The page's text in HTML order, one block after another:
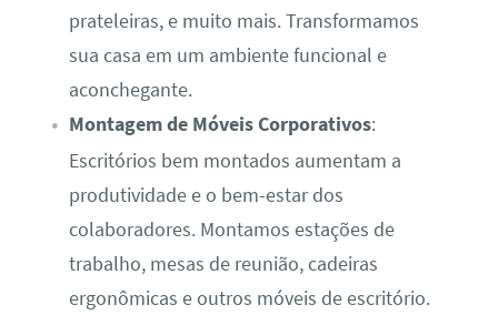
prateleiras, e muito mais. Transformamos
sua casa em um ambiente funcional e
aconchegante.
Montagem de Móveis Corporativos:
Escritórios bem montados aumentam a
produtividade e o bem-estar dos
colaboradores. Montamos estações de
trabalho, mesas de reunião, cadeiras
ergonômicas e outros móveis de escritório.